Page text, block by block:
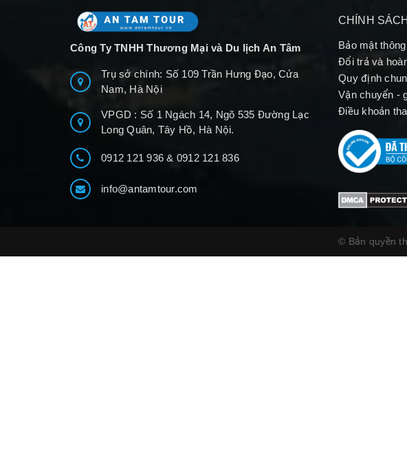
Công Ty TNHH Thương Mại và Du lịch An Tâm
Trụ sở chính: Số 109 Trần Hưng Đạo, Cửa
Nam, Hà Nội
VPGD : Số 1 Ngách 14, Ngõ 535 Đường Lạc
Long Quân, Tây Hồ, Hà Nội.
0912 121 936& 0912 121 836
info@antamtour.com
CHÍNH SÁCH
Bảo mật
Đổi trả và
Quy định
Vận chuyển -
Điều khoản
© Bản quyền